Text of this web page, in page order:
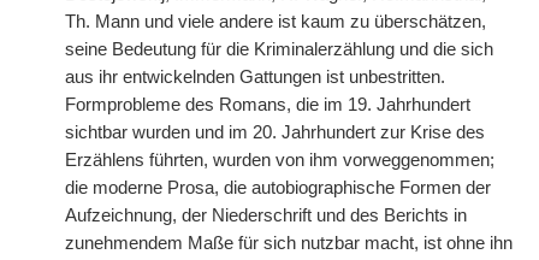
Th. Mann und viele andere ist kaum zu überschätzen,
seine Bedeutung für die Kriminalerzählung und die sich
aus ihr entwickelnden Gattungen ist unbestritten.
Formprobleme des Romans, die im 19. Jahrhundert
sichtbar wurden und im 20. Jahrhundert zur Krise des
Erzählens führten, wurden von ihm vorweggenommen;
die moderne Prosa, die autobiographische Formen der
Aufzeichnung, der Niederschrift und des Berichts in
zunehmendem Maße für sich nutzbar macht, ist ohne ihn